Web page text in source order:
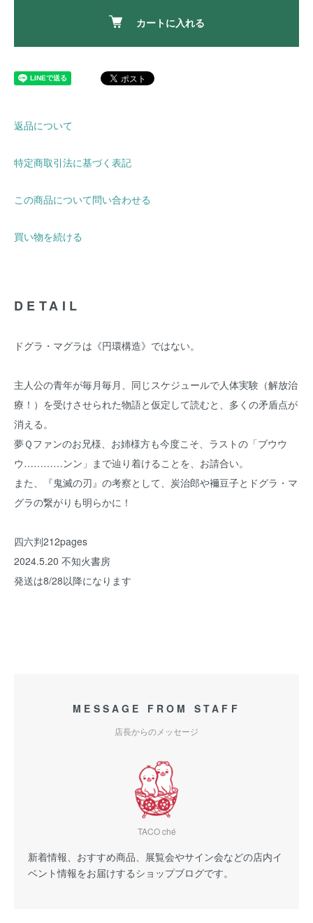
カートに入れる
返品について
特定商取引法に基づく表記
この商品について問い合わせる
買い物を続ける
DETAIL
ドグラ・マグラは《円環構造》ではない。
主人公の青年が毎月毎月、同じスケジュールで人体実験（解放治
療！）を受けさせられた物語と仮定して読むと、多くの矛盾点が
消える。
夢Ｑファンのお兄様、お姉様方も今度こそ、ラストの「ブウウ
ウ…………ンン」まで辿り着けることを、お請合い。
また、『鬼滅の刃』の考察として、炭治郎や襧豆子とドグラ・マ
グラの繋がりも明らかに！
四六判212pages
2024.5.20 不知火書房
発送は8/28以降になります
MESSAGE FROM STAFF
店長からのメッセージ
TACO ché
新着情報、おすすめ商品、展覧会やサイン会などの店内イ
ベント情報をお届けするショップブログです。